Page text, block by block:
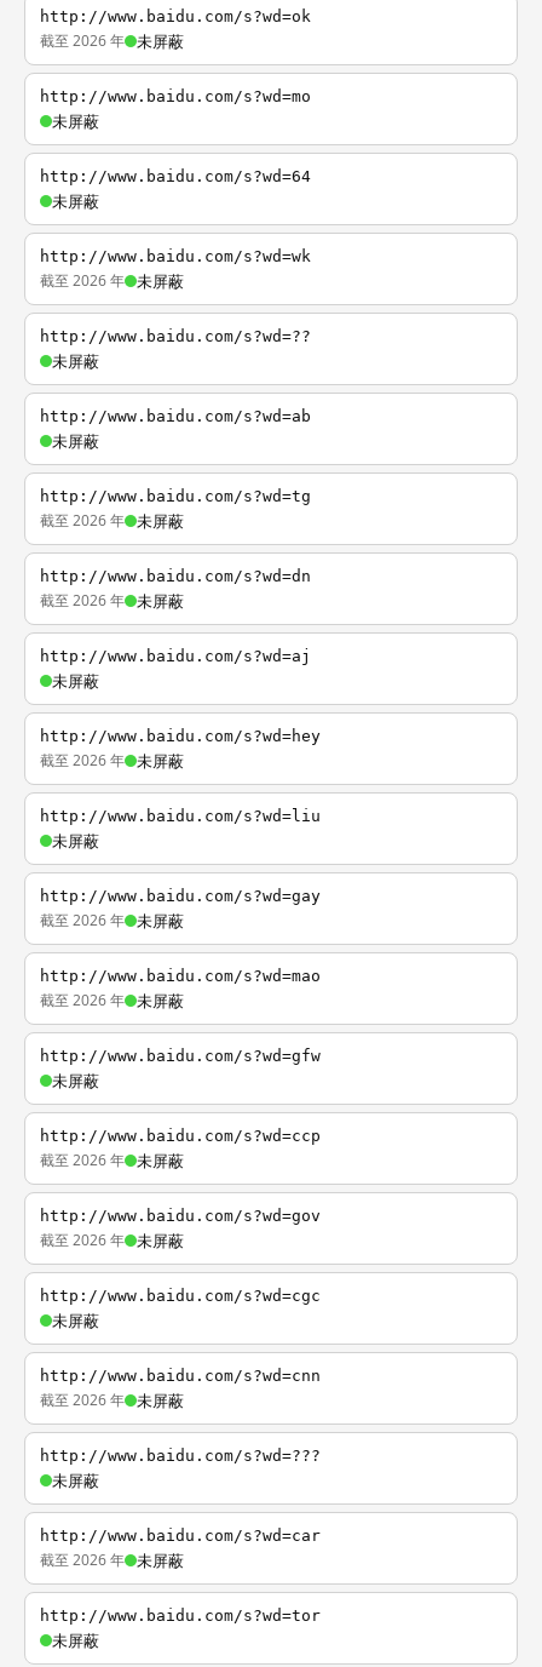
http://www.baidu.com/s?wd=ok
截至 2026 年 未屏蔽
http://www.baidu.com/s?wd=mo
未屏蔽
http://www.baidu.com/s?wd=64
未屏蔽
http://www.baidu.com/s?wd=wk
截至 2026 年 未屏蔽
http://www.baidu.com/s?wd=??
未屏蔽
http://www.baidu.com/s?wd=ab
未屏蔽
http://www.baidu.com/s?wd=tg
截至 2026 年 未屏蔽
http://www.baidu.com/s?wd=dn
截至 2026 年 未屏蔽
http://www.baidu.com/s?wd=aj
未屏蔽
http://www.baidu.com/s?wd=hey
截至 2026 年 未屏蔽
http://www.baidu.com/s?wd=liu
未屏蔽
http://www.baidu.com/s?wd=gay
截至 2026 年 未屏蔽
http://www.baidu.com/s?wd=mao
截至 2026 年 未屏蔽
http://www.baidu.com/s?wd=gfw
未屏蔽
http://www.baidu.com/s?wd=ccp
截至 2026 年 未屏蔽
http://www.baidu.com/s?wd=gov
截至 2026 年 未屏蔽
http://www.baidu.com/s?wd=cgc
未屏蔽
http://www.baidu.com/s?wd=cnn
截至 2026 年 未屏蔽
http://www.baidu.com/s?wd=???
未屏蔽
http://www.baidu.com/s?wd=car
截至 2026 年 未屏蔽
http://www.baidu.com/s?wd=tor
未屏蔽